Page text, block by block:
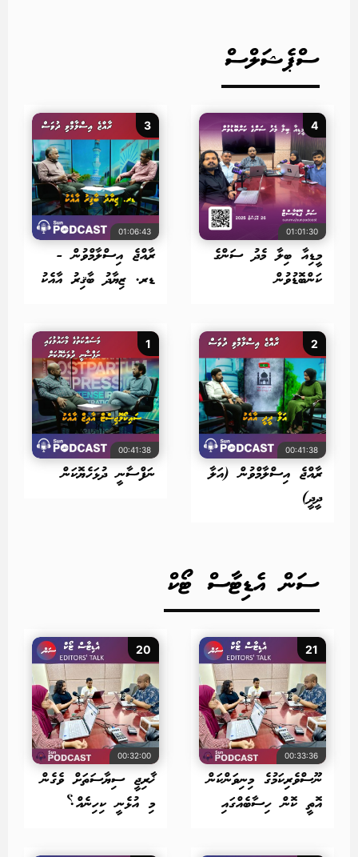
ސްޕެޝަލްސް
4
01:01:30
މީޑިއާ ބިލާ މެދު ސަންގެ
ކަންބޮޑުވުން
3
01:06:43
ރާއްޖެ އިސްލާމްވުން -
ޑރ. ޒިޔާދު ބާޤިރު އާއެކު
2
00:41:38
ރާއްޖެ އިސްލާމްވުން (އަލާ
ދީދީ)
1
00:41:38
ނަފްސާނީ ދުޅަހެޔޮކަން
ސަން އެޑިޓާސް ޓޯކް
21
00:33:36
ނޫސްވެރިކަމުގެ މިނިވަންކަން
އޮތީ ކޮން ހިސާބެއްގައި
20
00:32:00
ޚާރިޖީ ސިޔާސަތަށް ވެގެން
މި އުޅެނީ ކިހިނެއް؟